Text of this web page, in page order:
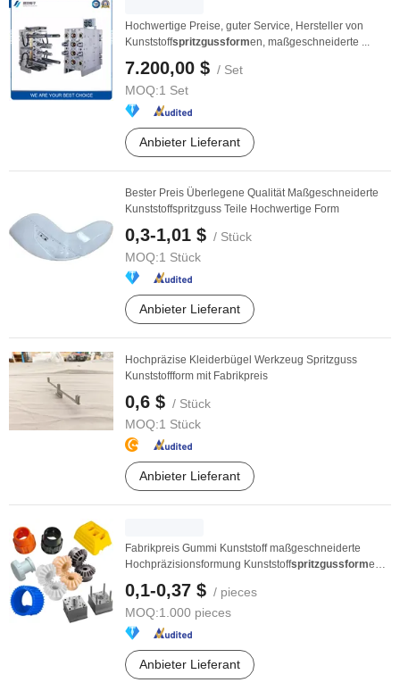
Hochwertige Preise, guter Service, Hersteller von
Kunststoffspritzgussformen, maßgeschneiderte ...
7.200,00 $ / Set
MOQ:1 Set
Anbieter Lieferant
Bester Preis Überlegene Qualität Maßgeschneiderte
Kunststoffspritzguss Teile Hochwertige Form
0,3-1,01 $ / Stück
MOQ:1 Stück
Anbieter Lieferant
Hochpräzise Kleiderbügel Werkzeug Spritzguss
Kunststoffform mit Fabrikpreis
0,6 $ / Stück
MOQ:1 Stück
Anbieter Lieferant
Fabrikpreis Gummi Kunststoff maßgeschneiderte
Hochpräzisionsformung Kunststoffspritzgussformen
0,1-0,37 $ / pieces
MOQ:1.000 pieces
Anbieter Lieferant